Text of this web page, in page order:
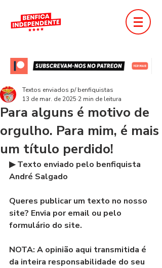
Para alguns é motivo de
orgulho. Para mim, é mais
um título perdido!
Textos enviados p/ benfiquistas
13 de mar. de 2025 2 min de leitura
▶ Texto enviado pelo benfiquista
André Salgado
Queres publicar um texto no nosso
site? Envia por email ou pelo
formulário do site.
NOTA: A opinião aqui transmitida é
da inteira responsabilidade do seu